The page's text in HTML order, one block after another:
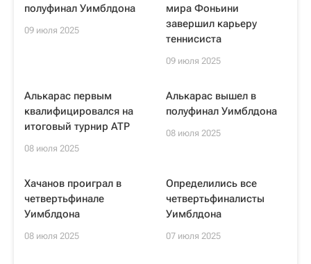
полуфинал Уимблдона
09 июля 2025
мира Фоньини
завершил карьеру
теннисиста
09 июля 2025
Алькарас первым
квалифицировался на
итоговый турнир ATP
08 июля 2025
Алькарас вышел в
полуфинал Уимблдона
08 июля 2025
Хачанов проиграл в
четвертьфинале
Уимблдона
08 июля 2025
Определились все
четвертьфиналисты
Уимблдона
07 июля 2025